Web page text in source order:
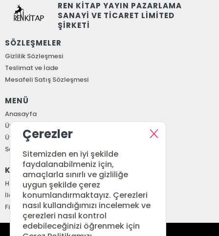
REN KİTAP YAYIN PAZARLAMA
SANAYİ VE TİCARET LİMİTED
ŞİRKETİ
SÖZLEŞMELER
Gizlilik Sözleşmesi
Teslimat ve İade
Mesafeli Satış Sözleşmesi
MENÜ
Anasayfa
Üye Girişi
Üye Ol
Sepetim
KURUMSAL
Hakkımızda
İletişim
Fiyat Listesi
Çerezler
Sitemizden en iyi şekilde
faydalanabilmeniz için,
amaçlarla sınırlı ve gizliliğe
uygun şekilde çerez
konumlandırmaktayız. Çerezleri
nasıl kullandığımızı incelemek ve
çerezleri nasıl kontrol
edebileceğinizi öğrenmek için